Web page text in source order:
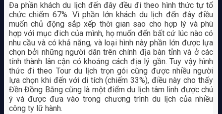
Đa phần khách du lịch đến đây đều đi theo hình thức tự tổ
chức chiếm 67%. Vì phần lớn khách du lịch đến đây điều
muốn chủ động sắp xếp thời gian sao cho hợp lý và phù
hợp với mục đich của mình, họ muốn đến bất cứ lúc nào có
nhu cầu và có khả năng, và loại hình này phần lớn được lựa
chọn bởi những người dân trên chính địa bàn tỉnh và ở các
tỉnh thành lân cận có khoảng cách địa lý gần. Tuy vậy hình
thức đi theo Tour du lịch trọn gói cũng được nhiều người
lựa chọn khi đến với di tích (chiếm 33%), điều này cho thấy
Đền Đồng Bằng cũng là một điểm du lịch tâm linh được chú
ý và được đưa vào trong chương trình du lịch của nhiều
công ty lữ hành.